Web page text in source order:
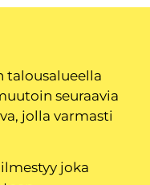
talousalueella
seuraavia
jolla varmasti
joka